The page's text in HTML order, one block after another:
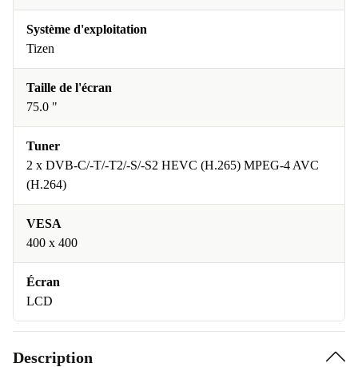
Système d'exploitation
Tizen
Taille de l'écran
75.0 "
Tuner
2 x DVB-C/-T/-T2/-S/-S2 HEVC (H.265) MPEG-4 AVC
(H.264)
VESA
400 x 400
Écran
LCD
Description